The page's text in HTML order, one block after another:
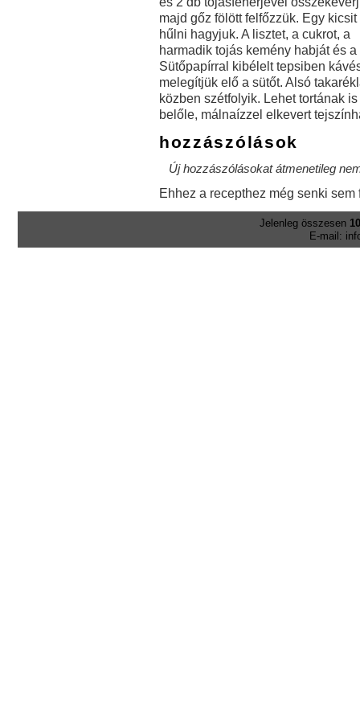
majd gőz fölött felfőzzük. Egy kicsit
hűlni hagyjuk. A lisztet, a cukrot, a
harmadik tojás kemény habját és
Sütőpapírral kibélelt tepsiben
melegítjük elő a sütőt. Alsó
közben szétfolyik. Lehet tortának
belőle, málnaízzel elkevert
hozzászólások
Új hozzászólásokat átmenetileg
Ehhez a recepthez még senki sem
Jelenleg összesen
E-mail: